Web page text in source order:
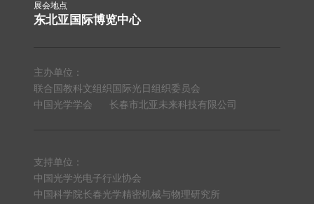
展会地点
东北亚国际博览中心
主办单位：
联合国教科文组织国际光日组织委员会
中国光学学会
长春市北亚未来科技有限公司
支持单位：
中国光学光电子行业协会
中国科学院长春光学精密机械与物理研究所